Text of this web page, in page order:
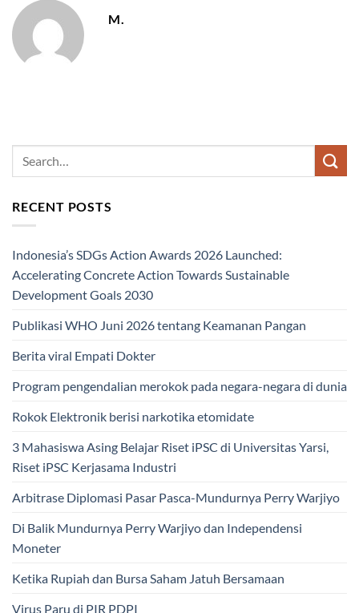
M.
RECENT POSTS
Indonesia’s SDGs Action Awards 2026 Launched:
Accelerating Concrete Action Towards Sustainable
Development Goals 2030
Publikasi WHO Juni 2026 tentang Keamanan Pangan
Berita viral Empati Dokter
Program pengendalian merokok pada negara-negara di dunia
Rokok Elektronik berisi narkotika etomidate
3 Mahasiswa Asing Belajar Riset iPSC di Universitas Yarsi,
Riset iPSC Kerjasama Industri
Arbitrase Diplomasi Pasar Pasca-Mundurnya Perry Warjiyo
Di Balik Mundurnya Perry Warjiyo dan Independensi
Moneter
Ketika Rupiah dan Bursa Saham Jatuh Bersamaan
Virus Paru di PIR PDPI